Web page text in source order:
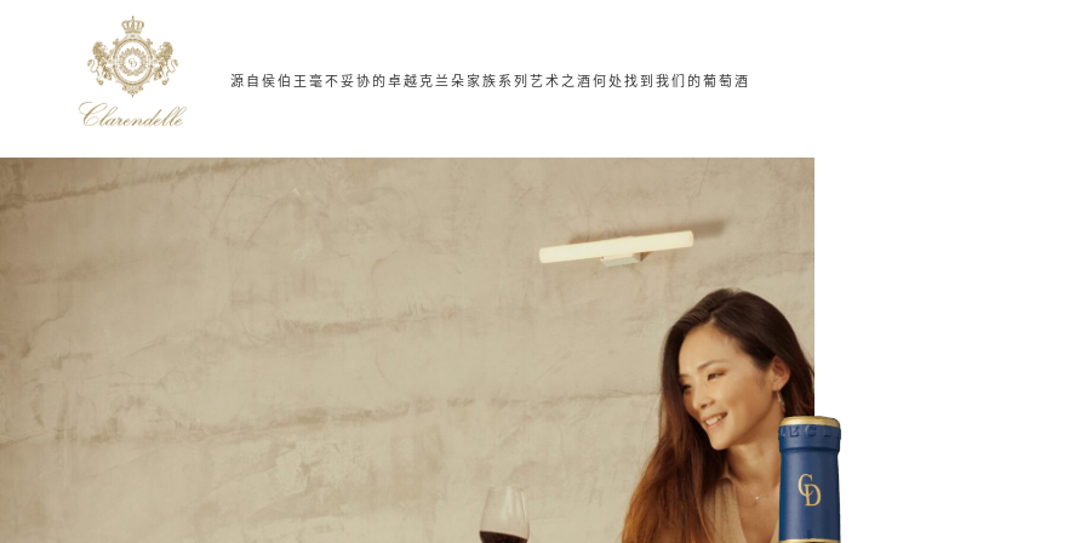
源自侯伯王毫不妥协的卓越克兰朵家族系列艺术之酒何处找到我们的葡萄酒